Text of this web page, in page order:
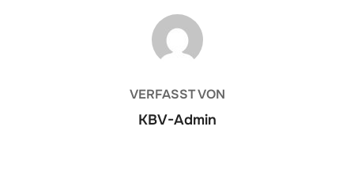
BEITRAGSAUTOR
VERFASST VON
KBV-Admin